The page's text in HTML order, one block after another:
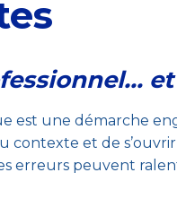
est une démarche
contexte et de
erreurs peuvent